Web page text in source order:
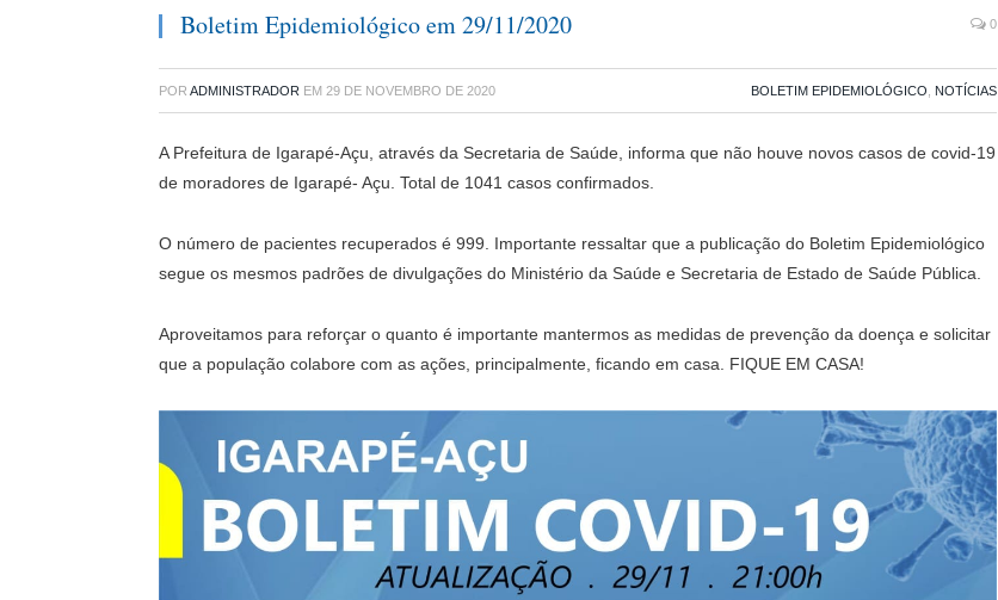
Boletim Epidemiológico em 29/11/2020 0
POR ADMINISTRADOR EM 29 DE NOVEMBRO DE 2020 BOLETIM EPIDEMIOLÓGICO NOTÍCIAS
A Prefeitura de Igarapé-Açu, através da Secretaria de Saúde, informa que não houve novos casos de covid-19
de moradores de Igarapé- Açu. Total de 1041 casos confirmados.
O número de pacientes recuperados é 999. Importante ressaltar que a publicação do Boletim Epidemiológico
segue os mesmos padrões de divulgações do Ministério da Saúde e Secretaria de Estado de Saúde Pública.
Aproveitamos para reforçar o quanto é importante mantermos as medidas de prevenção da doença e solicitar
que a população colabore com as ações, principalmente, ficando em casa. FIQUE EM CASA!